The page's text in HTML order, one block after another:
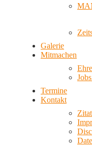
Galerie
Mitmachen
Termine
Kontakt